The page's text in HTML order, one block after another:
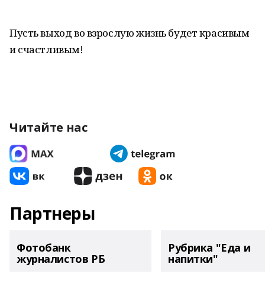
Пусть выход во взрослую жизнь будет красивым
и счастливым!
Читайте нас
Партнеры
Фотобанк
журналистов РБ
Рубрика "Еда и
напитки"